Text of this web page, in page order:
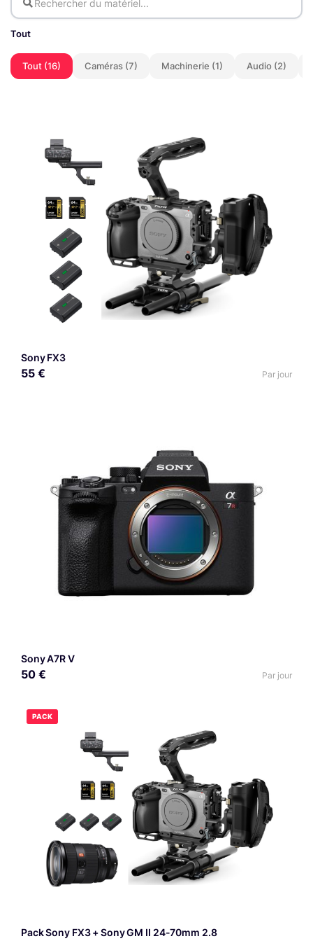
Tout
Tout (16) Caméras (7) Machinerie (1) Audio (2)
Sony FX3
55 € Par jour
Sony A7R V
50 € Par jour
PACK
Pack Sony FX3 + Sony GM II 24-70mm 2.8